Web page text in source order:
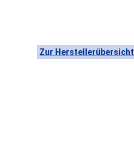
Zur Herstellerübersicht